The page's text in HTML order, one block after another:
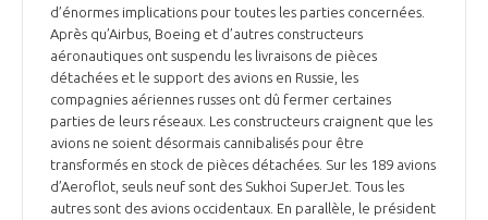
d’énormes implications pour toutes les parties concernées.
Après qu’Airbus, Boeing et d’autres constructeurs
aéronautiques ont suspendu les livraisons de pièces
détachées et le support des avions en Russie, les
compagnies aériennes russes ont dû fermer certaines
parties de leurs réseaux. Les constructeurs craignent que les
avions ne soient désormais cannibalisés pour être
transformés en stock de pièces détachées. Sur les 189 avions
d’Aeroflot, seuls neuf sont des Sukhoi SuperJet. Tous les
autres sont des avions occidentaux. En parallèle, le président